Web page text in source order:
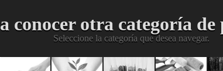
conocer otra categoría de
Seleccione la categoría que desea navegar.